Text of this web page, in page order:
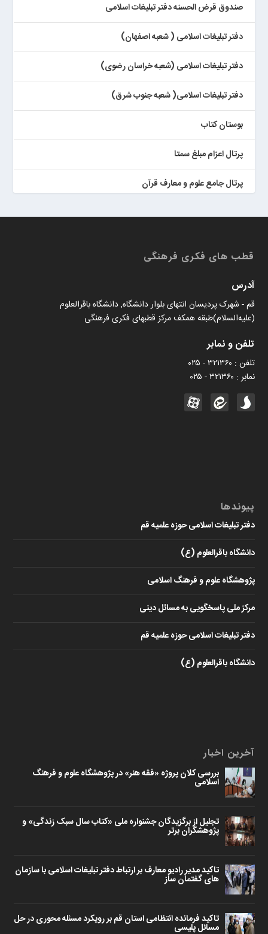
صندوق قرض الحسنه دفتر تبلیغات اسلامی
دفتر تبلیغات اسلامی ( شعبه اصفهان)
دفتر تبلیغات اسلامی (شعبه خراسان رضوی)
دفتر تبلیغات اسلامی( شعبه جنوب شرق)
بوستان کتاب
پرتال اعزام مبلغ سمتا
پرتال جامع علوم و معارف قرآن
کتابخان همراه پژوهان
قطب های فکری فرهنگی
آدرس
قم - شهرک پردیسان انتهای بلوار دانشگاه, دانشگاه باقرالعلوم
(علیه‌السلام)طبقه همکف مرکز قطبهای فکری فرهنگی
تلفن و نمابر
تلفن : ۳۲۱۳۶۰ - ۰۲۵
نمابر : ۳۲۱۳۶۰ - ۰۲۵
پیوندها
دفتر تبلیغات اسلامی حوزه علمیه قم
دانشگاه باقرالعلوم (ع)
پژوهشگاه علوم و فرهنگ اسلامی
مرکز ملی پاسخگویی به مسائل دینی
دفتر تبلیغات اسلامی حوزه علمیه قم
دانشگاه باقرالعلوم (ع)
آخرین اخبار
بررسی کلان پروژه «فقه هنر» در پژوهشگاه علوم و فرهنگ
اسلامی
تجلیل از برگزیدگان جشنواره ملی «کتاب سال سبک زندگی» و
پژوهشگران برتر
تاکید مدیر رادیو معارف بر ارتباط دفتر تبلیغات اسلامی با سازمان
های گفتمان ساز
تاکید فرمانده انتظامی استان قم بر رویکرد مسئله محوری در حل
مسائل پلیسی